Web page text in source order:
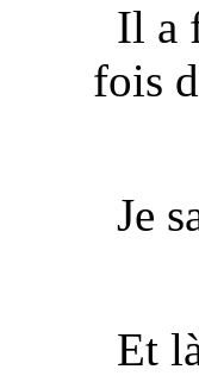
Il a
fois
Je
Et